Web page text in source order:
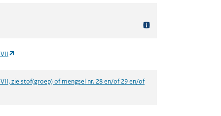
zie stof(groep) of mengsel nr. 28 en/of 29 en/of